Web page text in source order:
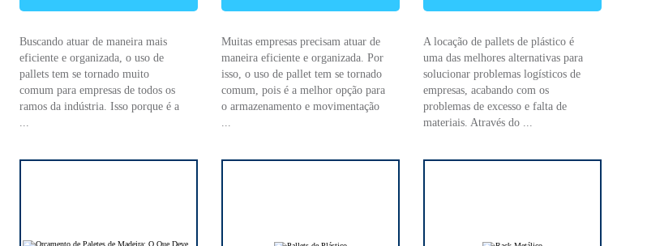
Buscando atuar de maneira mais
eficiente e organizada, o uso de
pallets tem se tornado muito
comum para empresas de todos os
ramos da indústria. Isso porque é a
...
Muitas empresas precisam atuar de
maneira eficiente e organizada. Por
isso, o uso de pallet tem se tornado
comum, pois é a melhor opção para
o armazenamento e movimentação
...
A locação de pallets de plástico é
uma das melhores alternativas para
solucionar problemas logísticos de
empresas, acabando com os
problemas de excesso e falta de
materiais. Através do ...